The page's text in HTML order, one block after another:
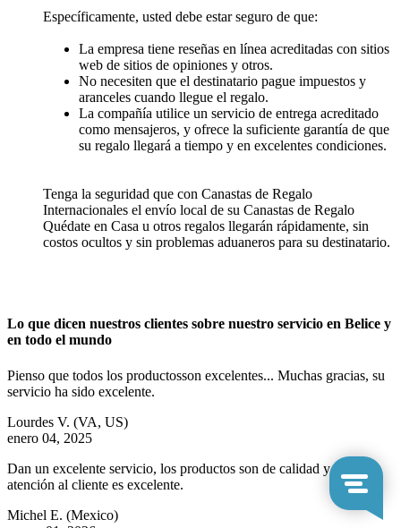
Específicamente, usted debe estar seguro de que:
La empresa tiene reseñas en línea acreditadas con sitios
web de sitios de opiniones y otros.
No necesiten que el destinatario pague impuestos y
aranceles cuando llegue el regalo.
La compañía utilice un servicio de entrega acreditado
como mensajeros, y ofrece la suficiente garantía de que
su regalo llegará a tiempo y en excelentes condiciones.
Tenga la seguridad que con Canastas de Regalo
Internacionales el envío local de su Canastas de Regalo
Quédate en Casa u otros regalos llegarán rápidamente, sin
costos ocultos y sin problemas aduaneros para su destinatario.
Lo que dicen nuestros clientes sobre nuestro servicio en Belice y
en todo el mundo
Pienso que todos los productosson excelentes... Muchas gracias, su
servicio ha sido excelente.
Lourdes V. (VA, US)
enero 04, 2025
Dan un excelente servicio, los productos son de calidad y la
atención al cliente es excelente.
Michel E. (Mexico)